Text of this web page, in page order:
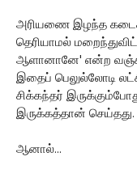
அரியணை இழந்த
தெரியாமல்
ஆளானானே' என்ற
இதைப் பெலுல்லோடி
சிக்கந்தர்
இருக்கத்தான் செய்தது.
ஆனால்...